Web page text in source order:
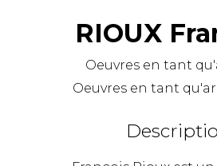
RIOUX
Oeuvres en tant
Oeuvres en tant